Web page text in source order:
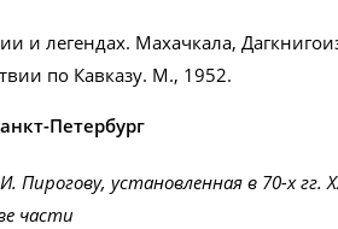
и легендах. Махачкала,
по Кавказу. М., 1952.
Петербург
установленная в 70-х гг.
части